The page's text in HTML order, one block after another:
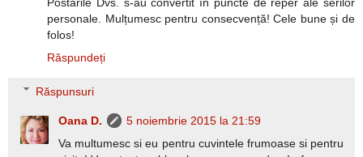
personale. Mulțumesc pentru consecvență! Cele bune și de
folos!
Răspundeți
Răspunsuri
Oana D.
5 noiembrie 2015 la 21:59
Va multumesc si eu pentru cuvintele frumoase si pentru